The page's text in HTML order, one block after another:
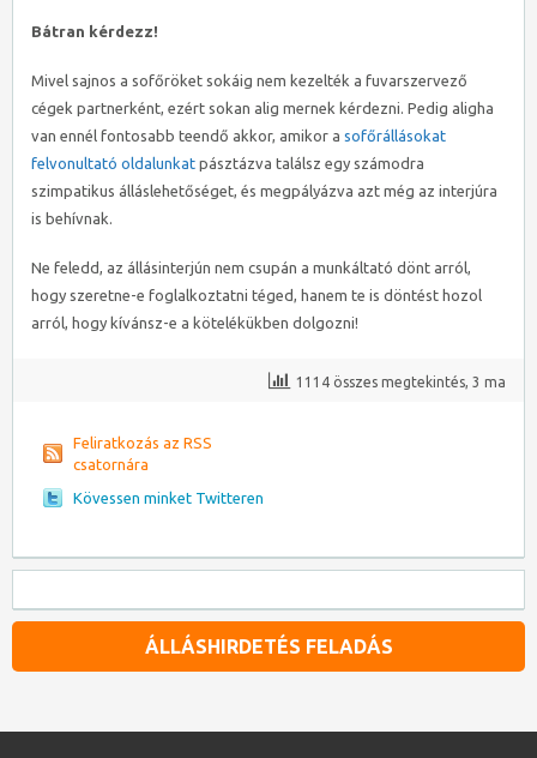
Bátran kérdezz!
Mivel sajnos a sofőröket sokáig nem kezelték a fuvarszervező
cégek partnerként, ezért sokan alig mernek kérdezni. Pedig aligha
van ennél fontosabb teendő akkor, amikor a sofőrállásokat
felvonultató oldalunkat pásztázva találsz egy számodra
szimpatikus álláslehetőséget, és megpályázva azt még az interjúra
is behívnak.
Ne feledd, az állásinterjún nem csupán a munkáltató dönt arról,
hogy szeretne-e foglalkoztatni téged, hanem te is döntést hozol
arról, hogy kívánsz-e a kötelékükben dolgozni!
1114 összes megtekintés, 3 ma
Feliratkozás az RSS
csatornára
Kövessen minket Twitteren
ÁLLÁSHIRDETÉS FELADÁS